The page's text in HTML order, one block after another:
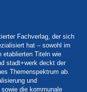
Fachverlag, der sich
hat – sowohl im
etablierten Titeln wie
stadt+werk deckt der
Themenspektrum ab.
und
die kommunale